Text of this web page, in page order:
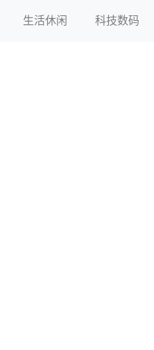
生活休闲 科技数码